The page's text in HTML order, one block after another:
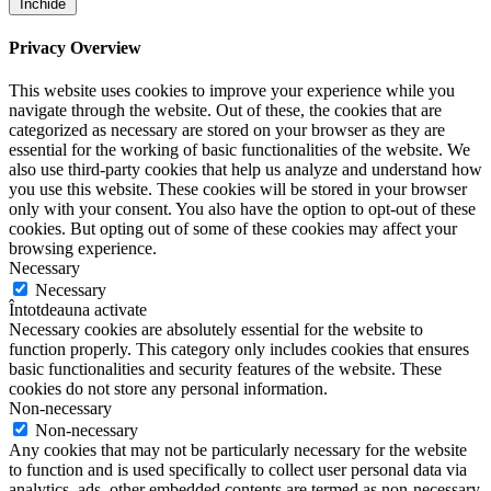
Închide
Privacy Overview
This website uses cookies to improve your experience while you
navigate through the website. Out of these, the cookies that are
categorized as necessary are stored on your browser as they are
essential for the working of basic functionalities of the website. We
also use third-party cookies that help us analyze and understand how
you use this website. These cookies will be stored in your browser
only with your consent. You also have the option to opt-out of these
cookies. But opting out of some of these cookies may affect your
browsing experience.
Necessary
Necessary
Întotdeauna activate
Necessary cookies are absolutely essential for the website to
function properly. This category only includes cookies that ensures
basic functionalities and security features of the website. These
cookies do not store any personal information.
Non-necessary
Non-necessary
Any cookies that may not be particularly necessary for the website
to function and is used specifically to collect user personal data via